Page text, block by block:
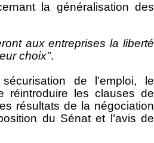
la généralisation des
aux entreprises la liberté
choix".
de l’emploi, le
réintroduire les clauses de
résultats de la négociation
du Sénat et l’avis de